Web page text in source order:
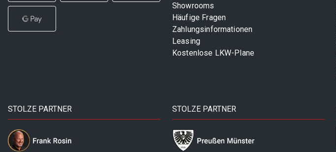
Showrooms
Häufige Fragen
Zahlungsinformationen
Leasing
Kostenlose LKW-Plane
STOLZE PARTNER STOLZE PARTNER